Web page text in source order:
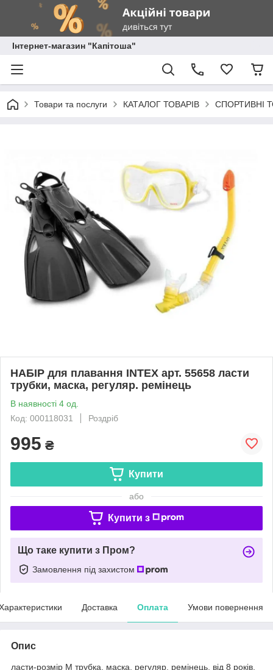
Інтернет-магазин "Капітоша"
Товари та послуги КАТАЛОГ ТОВАРІВ СПОРТИВНІ
НАБІР для плавання INTEX арт. 55658 ласти
трубки, маска, регуляр. ремінець
В наявності 4 од.
Код: 000118031
Роздріб
995 ₴
Купити
або
Купити з
Що таке купити з Пром?
Замовлення під захистом
Доставка Оплата Умови повернення
Опис
ласти-розмір M трубка, маска, регуляр. ремінець, від 8 років,